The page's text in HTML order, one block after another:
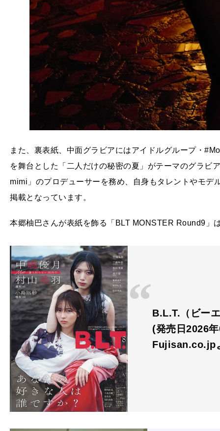
また、裏表紙、中面グラビアにはアイドルグループ・
を舞台とした「二人だけの秘密の夏」がテーマのグラビ
mimi」のプロデューサーを務め、自身もタレントやモデ
掲載となっています。
本郷柚巴さんが表紙を飾る「BLT MONSTER Round9」
B.L.T.（ビー
(発売日2026
Fujisan.co.jp